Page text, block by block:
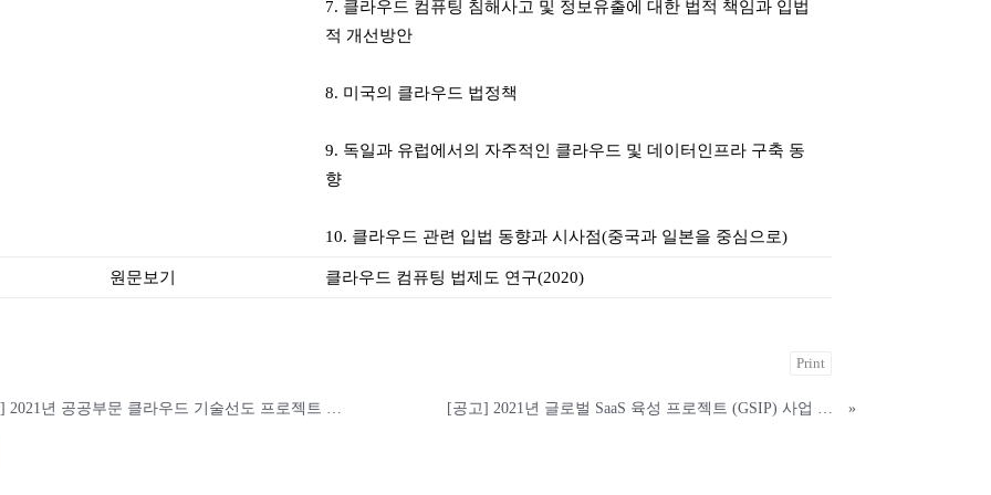
7. 클라우드 컴퓨팅 침해사고 및 정보유출에 대한 법적 책임과 입법
적 개선방안
8. 미국의 클라우드 법정책
9. 독일과 유럽에서의 자주적인 클라우드 및 데이터인프라 구축 동
향
10. 클라우드 관련 입법 동향과 시사점(중국과 일본을 중심으로)
원문보기 클라우드 컴퓨팅 법제도 연구(2020)
Print
[안내] 2021년 공공부문 클라우드 기술선도 프로젝트 수요조사 [공고] 2021년 글로벌 SaaS 육성 프로젝트 (GSIP) 사업 공고 »